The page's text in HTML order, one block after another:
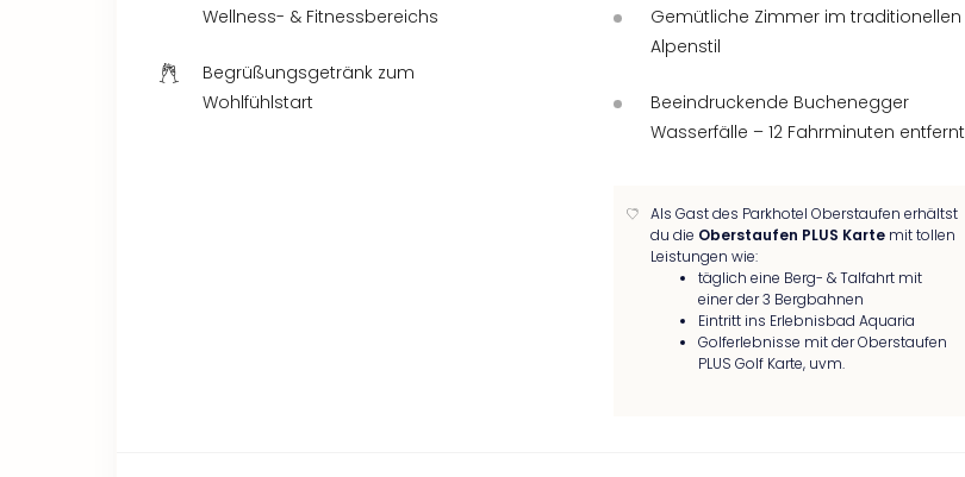
Wellness- & Fitnessbereichs
Begrüßungsgetränk zum
Wohlfühlstart
Gemütliche Zimmer im traditionellen
Alpenstil
Beeindruckende Buchenegger
Wasserfälle – 12 Fahrminuten entfernt
Als Gast des Parkhotel Oberstaufen erhältst
du die Oberstaufen PLUS Karte mit tollen
Leistungen wie:
täglich eine Berg- & Talfahrt mit
einer der 3 Bergbahnen
Eintritt ins Erlebnisbad Aquaria
Golferlebnisse mit der Oberstaufen
PLUS Golf Karte, uvm.